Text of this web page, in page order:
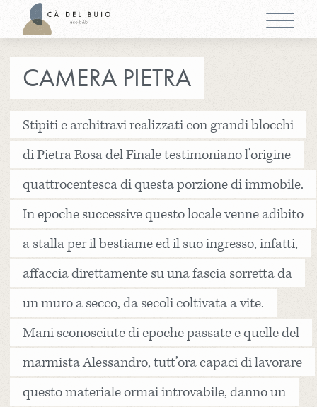
CAMERA PIETRA
Stipiti e architravi realizzati con grandi blocchi
di Pietra Rosa del Finale testimoniano l’origine
quattrocentesca di questa porzione di immobile.
In epoche successive questo locale venne adibito
a stalla per il bestiame ed il suo ingresso, infatti,
affaccia direttamente su una fascia sorretta da
un muro a secco, da secoli coltivata a vite.
Mani sconosciute di epoche passate e quelle del
marmista Alessandro, tutt’ora capaci di lavorare
questo materiale ormai introvabile, danno un